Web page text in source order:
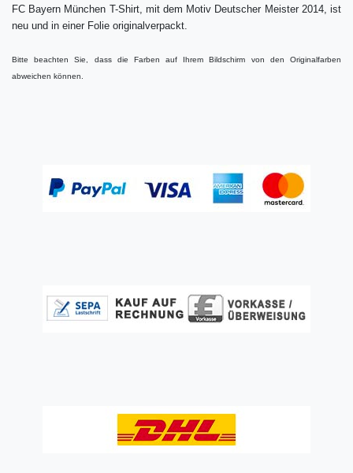
FC Bayern München T-Shirt, mit dem Motiv Deutscher Meister 2014, ist
neu und in einer Folie originalverpackt.
Bitte beachten Sie, dass die Farben auf Ihrem Bildschirm von den Originalfarben
abweichen können.